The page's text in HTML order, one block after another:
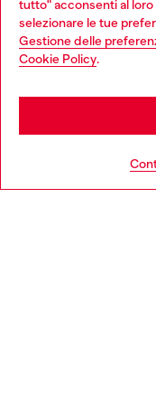
tutto" acconsenti al
selezionare le tue
Gestione delle
Cookie Policy.
Choose your location
You are currently
be based in United